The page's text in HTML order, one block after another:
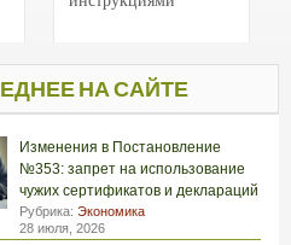
НА САЙТЕ
Изменения в Постановление
№353: запрет на использование
чужих сертификатов и деклараций
Рубрика: Экономика
28 июля, 2026